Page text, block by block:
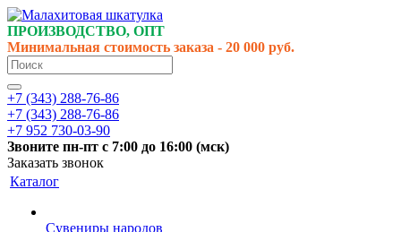
ПРОИЗВОДСТВО, ОПТ
Минимальная стоимость заказа - 20 000 руб.
+7 (343) 288-76-86
+7 (343) 288-76-86
+7 952 730-03-90
Звоните пн-пт с 7:00 до 16:00 (мск)
Заказать звонок
Каталог
Сувениры народов